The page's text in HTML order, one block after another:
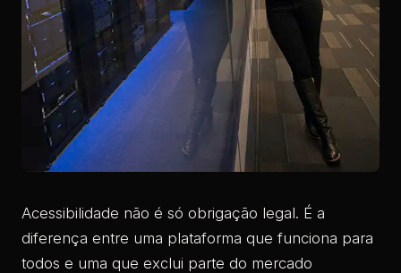
Acessibilidade não é só obrigação legal. É a
diferença entre uma plataforma que funciona para
todos e uma que exclui parte do mercado